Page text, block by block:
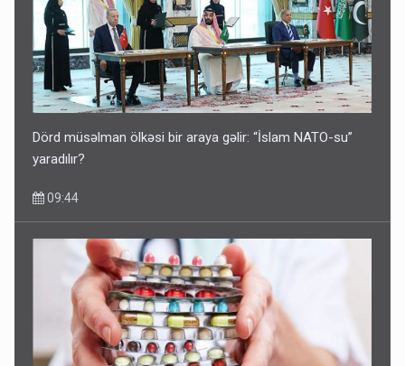
Dörd müsəlman ölkəsi bir araya gəlir: “İslam NATO-su”
yaradılır?
09:44